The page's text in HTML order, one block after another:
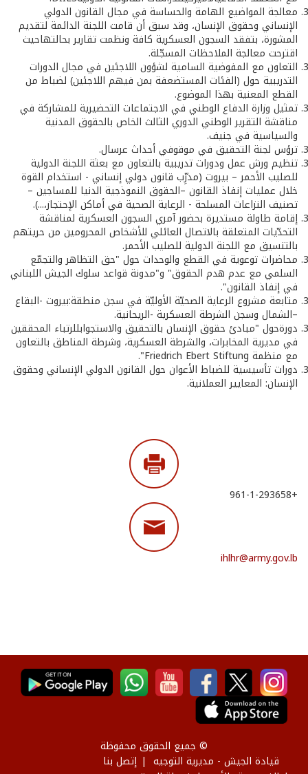
معالجة المواضيع الهامة والحساسة في مجال القانون الدولي
الإنساني وحقوق الإنسان، وقد سبق أن قامت اللجنة الدائمة لتقديم
المشورة، بتفقد السجون العسكرية كافة ونظمت تقارير بحالتهاحيث
اقترحت معالجة الملاحظات المسجّلة.
التعاون مع المفوضية السامية لشؤون اللاجئين في مجال الدورات
التدريبية حول (الفئات المستضعفة بمن فيهم اللاجئين) لضباط من
القطع المعنية بهذا الموضوع.
تمثيل وزارة الدفاع الوطني في الاجتماعات التحضيرية للمشاركة في
مناقشة التقرير الوطني الدوري الثالث الخاص بالحقوق المدنية
والسياسية في جنيف.
ترؤس لجنة التحقيق في موقوفي أحداث عرسال.
تنظيم ورش عمل ودورات تدريبية بالتعاون مع بعثة اللجنة الدولية
للصليب الأحمر – بيروت (مدرِّب قانون دولي إنساني - استخدام القوة
خلال عمليات إنفاذ القانون –الحقوق النموذجية الدنيا للمساجين –
تصنيف النزاعات المسلحة - الرعاية الصحية في أماكن الإحتجاز،...).
إقامة طاولة مستديرة بحضور آمري السجون العسكرية لمناقشة
التحدّيات المتعلقة بالاتصال العائلي للأشخاص المحرومين من حريتهم
بالتنسيق مع اللجنة الدولية للصليب الأحمر.
محاضرات توعوية في القطع والوحدات حول "حق التظاهر والتجمّع
السلمي مع عدم هدم الحقوق" و"مدونة قواعد سلوك الجيش اللبناني
في إنفاذ القانون".
متابعة مشروع الرعاية الصحيّة الأوليّة في سجن منطقة:بيروت -البقاع
–الشمال وسجن الشرطة العسكرية -الريحانية.
دورةحول "مبادئ حقوق الإنسان بالتحقيق والاستجوابللرتباء المحققين
في مديرية المخابرات، والشرطة العسكرية، وشرطة المناطق بالتعاون
مع منظمة Friedrich Ebert Stiftung".
دورات تأسيسية للضباط الأعوان حول القانون الدولي الإنساني وحقوق
الإنسان: المعايير العملانية.
+961-1-293658
ihlhr@army.gov.lb
© جميع الحقوق محفوظة
قيادة الجيش - مديرية التوجيه
إتصل بنا